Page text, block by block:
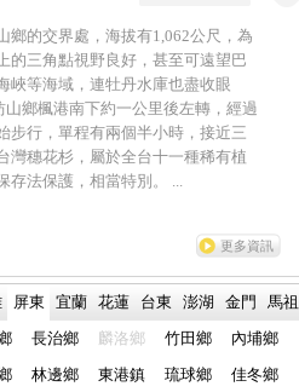
鄉的交界處，海拔有1,062公尺，為
的三角點視野良好，甚至可遠望巴
峽等海域，連牡丹水庫也盡收眼
鄉楓港南下約一公里後左轉，經過
步行，單程有兩個半小時，接近三
灣穗花杉，屬於全台十一種稀有植
存法保護，相當特別。 ...
更多資訊
屏東 宜蘭 花蓮 台東 澎湖 金門
馬祖
長治鄉 麟洛鄉 竹田鄉
內埔鄉
林邊鄉 東港鎮 琉球鄉
佳冬鄉